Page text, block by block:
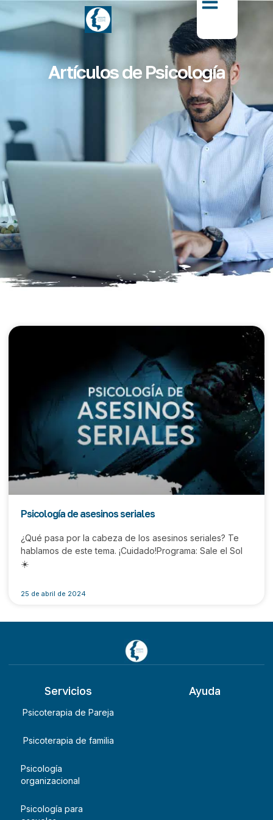
Artículos de Psicología
Psicología de asesinos seriales
¿Qué pasa por la cabeza de los asesinos seriales? Te
hablamos de este tema. ¡Cuidado!Programa: Sale el Sol
☀️
25 de abril de 2024
Servicios
Psicoterapia de Pareja
Psicoterapia de familia
Psicología
organizacional
Psicología para
Ayuda